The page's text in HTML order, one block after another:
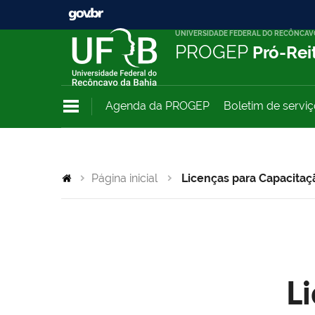
UNIVERSIDADE FEDERAL DO
PROGEP Pró-
Agenda da PROGEP Boletim de
Página inicial Licenças para